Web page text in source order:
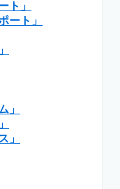
ト」
ート」
」
」